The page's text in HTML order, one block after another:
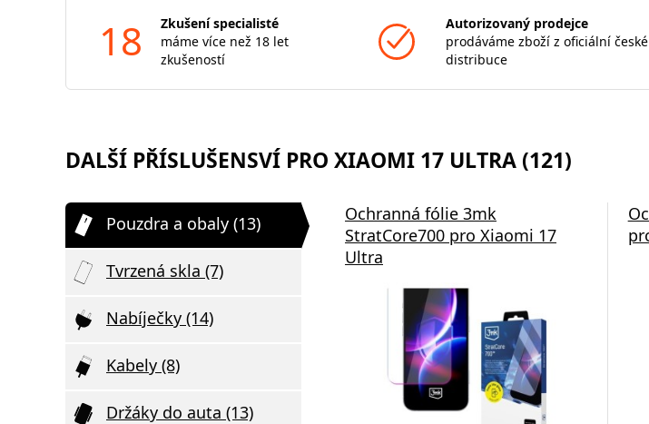
18
Zkušení specialisté
máme více než 18 let
zkušeností
Autorizovaný prodejce
prodáváme zboží z oficiální české
distribuce
DALŠÍ PŘÍSLUŠENSVÍ PRO XIAOMI 17 ULTRA (121)
Pouzdra a obaly (13)
Tvrzená skla (7)
Nabíječky (14)
Kabely (8)
Držáky do auta (13)
Ochranná fólie 3mk
StratCore700 pro Xiaomi 17
Ultra